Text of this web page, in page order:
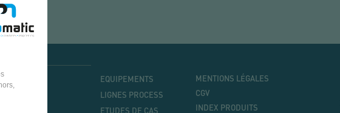
MENU
PRINCIPAL
EQUIPEMENTS
LIGNES PROCESS
ETUDES DE CAS
MENU
MENTIONS LÉGALES
CGV
INDEX PRODUITS